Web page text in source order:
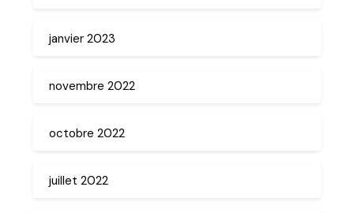
janvier 2023
novembre 2022
octobre 2022
juillet 2022